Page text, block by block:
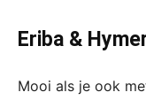
Eriba &
Mooi als je ook